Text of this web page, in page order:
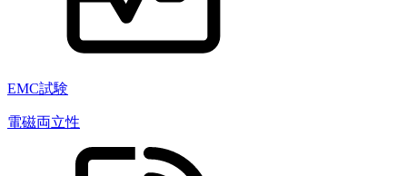
EMC試験
電磁両立性